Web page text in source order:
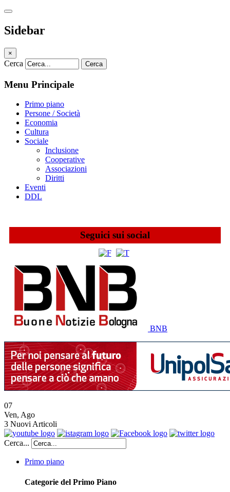
Sidebar
×
Cerca Cerca
Menu Principale
Primo piano
Persone / Società
Economia
Cultura
Sociale
Inclusione
Cooperative
Associazioni
Diritti
Eventi
DDL
Seguici sui social
BNB
07
Ven, Ago
3 Nuovi Articoli
Cerca...
Primo piano
Categorie del Primo Piano